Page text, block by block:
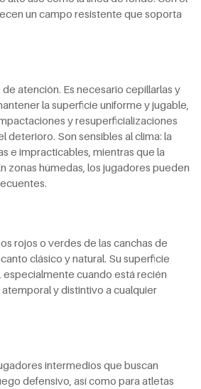
un campo resistente que soporta
atención. Es necesario cepillarlas y
la superficie uniforme y jugable,
y resuperficializaciones
deterioro. Son sensibles al clima: la
e impracticables, mientras que la
zonas húmedas, los jugadores pueden
rojos o verdes de las canchas de
clásico y natural. Su superficie
cuando está recién
y distintivo a cualquier
intermedios que buscan
defensivo, así como para atletas